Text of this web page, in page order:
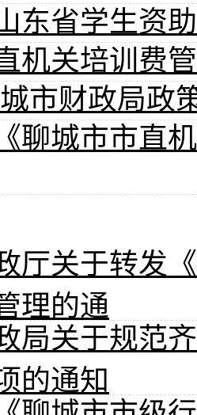
东省学生资
机关培训费
市财政局政
聊城市市直
厅关于转发
理的通
局关于规范
的通知